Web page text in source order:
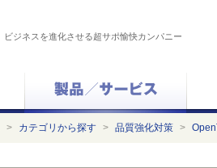
ビジネスを進化させる超サポ愉快カンパニー
> カテゴリから探す > 品質強化対策 >